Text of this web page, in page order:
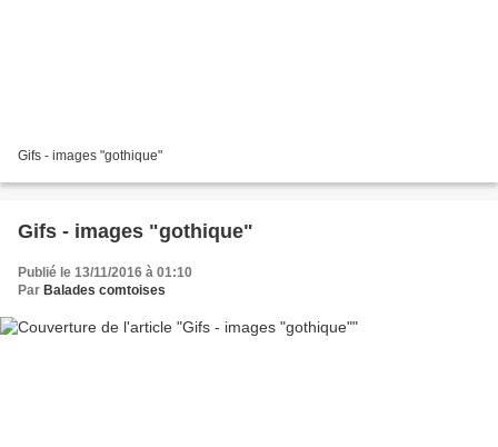
Gifs - images "gothique"
Gifs - images "gothique"
Publié le 13/11/2016 à 01:10
Par Balades comtoises